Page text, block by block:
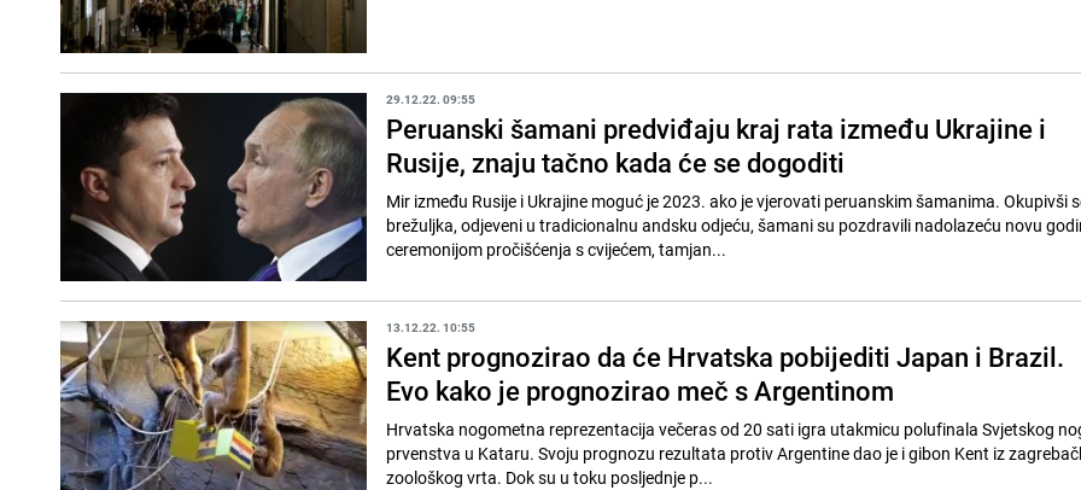
29.12.22. 09:55
Peruanski šamani predviđaju kraj rata između Ukrajine i
Rusije, znaju tačno kada će se dogoditi
Mir između Rusije i Ukrajine moguć je 2023. ako je vjerovati peruanskim šamanima. Okupivši
brežuljka, odjeveni u tradicionalnu andsku odjeću, šamani su pozdravili nadolazeću novu
ceremonijom pročišćenja s cvijećem, tamjan...
13.12.22. 10:55
Kent prognozirao da će Hrvatska pobijediti Japan i Brazil.
Evo kako je prognozirao meč s Argentinom
Hrvatska nogometna reprezentacija večeras od 20 sati igra utakmicu polufinala Svjetskog
prvenstva u Kataru. Svoju prognozu rezultata protiv Argentine dao je i gibon Kent iz
zoološkog vrta. Dok su u toku posljednje p...